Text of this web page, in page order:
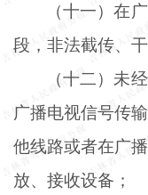
（十一）在
段，非法截传、
（十二）未
广播电视信号传
他线路或者在广
放、接收设备；